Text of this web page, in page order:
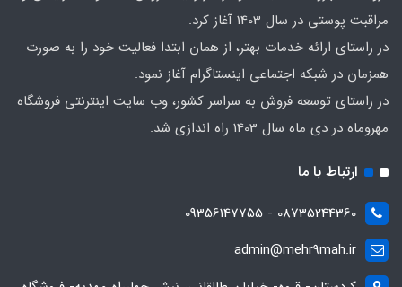
مراقبت پوستی در سال 1403 آغاز کرد.
در راستای ارائه خدمات بهتر، از همان ابتدا فعالیت خود را به صورت
همزمان در شبکه اجتماعی اینستاگرام آغاز نمود.
در راستای توسعه فروش به سراسر کشور، وب سایت اینترنتی فروشگاه
مهروماه در دی ماه سال 1403 راه اندازی شد.
ارتباط با ما
08735244360 - 09356147755
admin@mehr9mah.ir